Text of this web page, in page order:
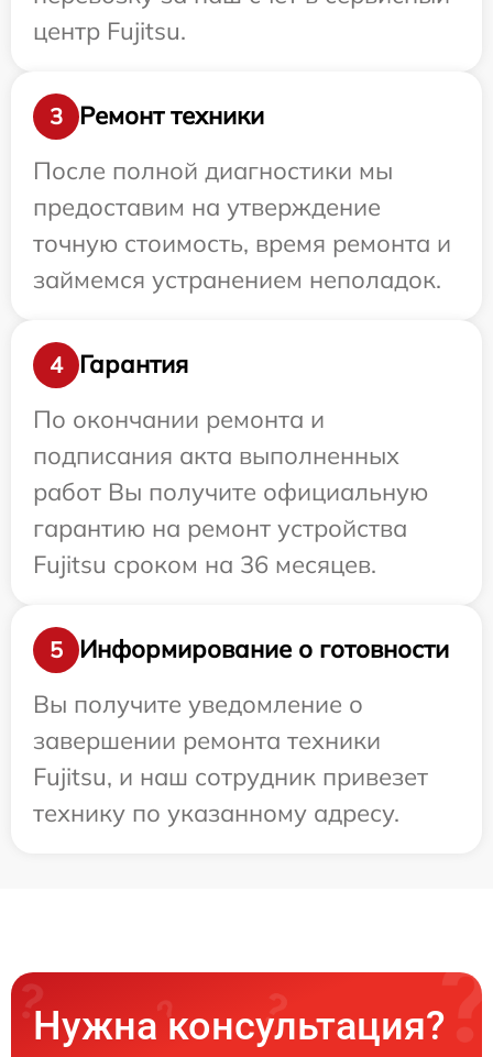
центр Fujitsu.
3
Ремонт техники
После полной диагностики мы
предоставим на утверждение
точную стоимость, время ремонта и
займемся устранением неполадок.
4
Гарантия
По окончании ремонта и
подписания акта выполненных
работ Вы получите официальную
гарантию на ремонт устройства
Fujitsu сроком на 36 месяцев.
5
Информирование о готовности
Вы получите уведомление о
завершении ремонта техники
Fujitsu, и наш сотрудник привезет
технику по указанному адресу.
Нужна консультация?